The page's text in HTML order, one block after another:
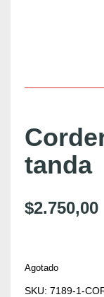
tanda
$2.750,00
Agotado
SKU: 7189-1-